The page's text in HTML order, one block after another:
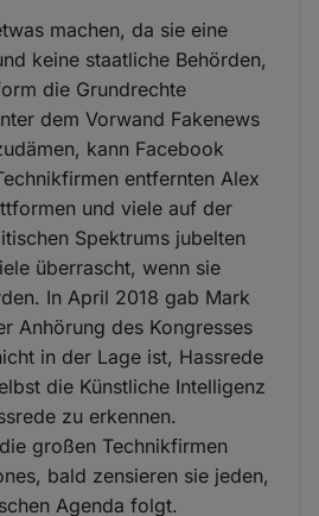
machen, da sie eine
keine staatliche Behörden,
die Grundrechte
dem Vorwand Fakenews
kann Facebook
entfernten Alex
und viele auf der
Spektrums jubelten
überrascht, wenn sie
In April 2018 gab Mark
Anhörung des Kongresses
in der Lage ist, Hassrede
die Künstliche Intelligenz
zu erkennen.
großen Technikfirmen
bald zensieren sie jeden,
Agenda folgt.